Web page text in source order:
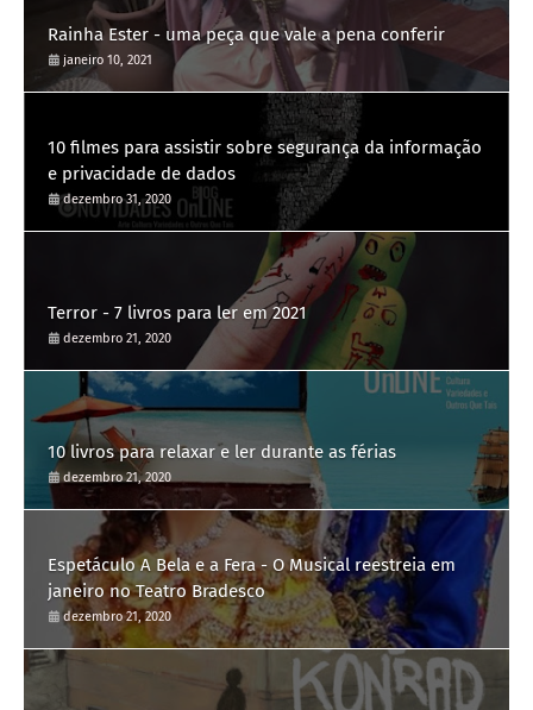
Rainha Ester - uma peça que vale a pena conferir
janeiro 10, 2021
10 filmes para assistir sobre segurança da informação
e privacidade de dados
dezembro 31, 2020
Terror - 7 livros para ler em 2021
dezembro 21, 2020
10 livros para relaxar e ler durante as férias
dezembro 21, 2020
Espetáculo A Bela e a Fera - O Musical reestreia em
janeiro no Teatro Bradesco
dezembro 21, 2020